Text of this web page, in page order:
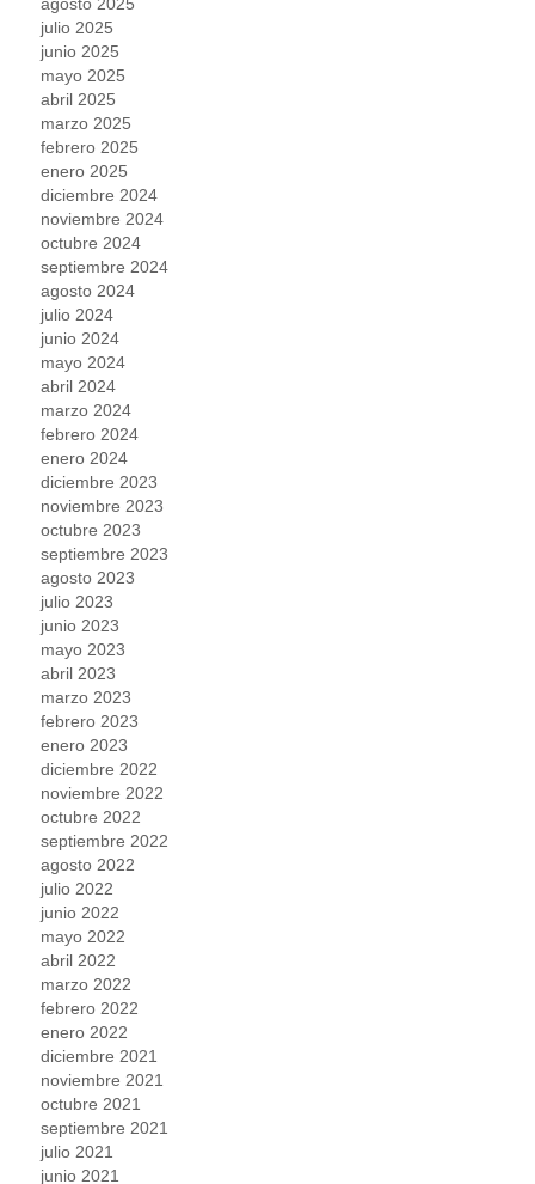
julio 2025
junio 2025
mayo 2025
abril 2025
marzo 2025
febrero 2025
enero 2025
diciembre 2024
noviembre 2024
octubre 2024
septiembre 2024
agosto 2024
julio 2024
junio 2024
mayo 2024
abril 2024
marzo 2024
febrero 2024
enero 2024
diciembre 2023
noviembre 2023
octubre 2023
septiembre 2023
agosto 2023
julio 2023
junio 2023
mayo 2023
abril 2023
marzo 2023
febrero 2023
enero 2023
diciembre 2022
noviembre 2022
octubre 2022
septiembre 2022
agosto 2022
julio 2022
junio 2022
mayo 2022
abril 2022
marzo 2022
febrero 2022
enero 2022
diciembre 2021
noviembre 2021
octubre 2021
septiembre 2021
julio 2021
junio 2021